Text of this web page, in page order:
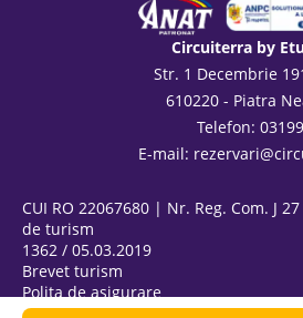
Circuiterra by
Str. 1 Decembrie
610220 - Piatra
Telefon:
E-mail:
CUI RO 22067680 | Nr. Reg. Com. J
de turism
1362 / 05.03.2019
Brevet turism
Polița de asigurare
ANPC